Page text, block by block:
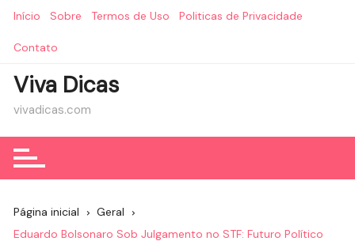
Início Sobre Termos de Uso Politicas de Privacidade
Contato
Viva Dicas
vivadicas.com
Página inicial
Geral
Eduardo Bolsonaro Sob Julgamento no STF: Futuro Político